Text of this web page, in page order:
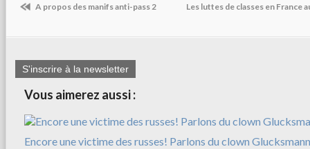
A propos des manifs anti-pass 2 Les luttes de classes en France
S'inscrire à la newsletter
Vous aimerez aussi :
Encore une victime des russes! Parlons du clown Glucksmann